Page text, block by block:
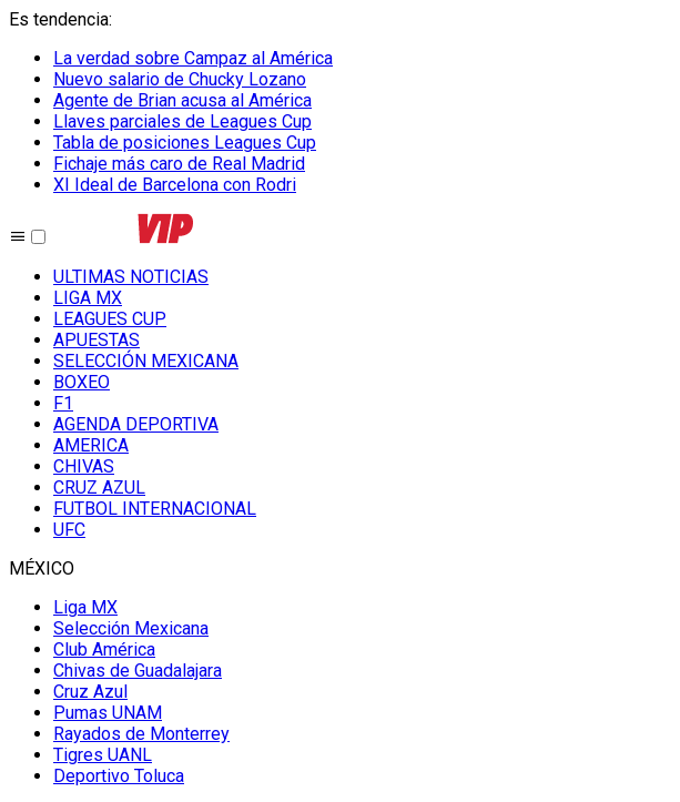
Es tendencia:
La verdad sobre Campaz al América
Nuevo salario de Chucky Lozano
Agente de Brian acusa al América
Llaves parciales de Leagues Cup
Tabla de posiciones Leagues Cup
Fichaje más caro de Real Madrid
XI Ideal de Barcelona con Rodri
ULTIMAS NOTICIAS
LIGA MX
LEAGUES CUP
APUESTAS
SELECCIÓN MEXICANA
BOXEO
F1
AGENDA DEPORTIVA
AMERICA
CHIVAS
CRUZ AZUL
FUTBOL INTERNACIONAL
UFC
MÉXICO
Liga MX
Selección Mexicana
Club América
Chivas de Guadalajara
Cruz Azul
Pumas UNAM
Rayados de Monterrey
Tigres UANL
Deportivo Toluca